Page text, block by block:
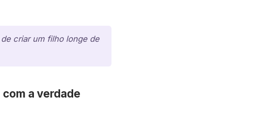
criar um filho longe de
a verdade